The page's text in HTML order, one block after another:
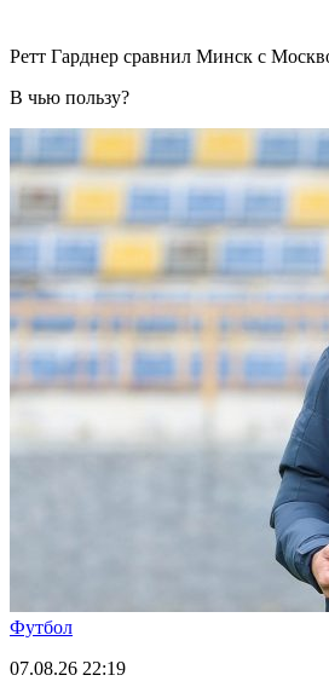
Ретт Гарднер сравнил Минск с
В чью пользу?
Футбол
07.08.26 22:19